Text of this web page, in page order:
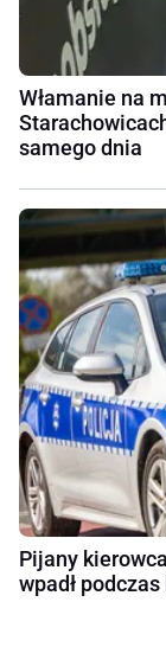
Włamanie na
samego dnia
Pijany
wpadł